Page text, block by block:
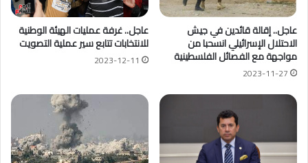
عاجل.. إقالة قائدين في جيش
الاحتلال الإسرائيلي انسحبا من
مواجهة مع الفصائل الفلسطينية
2023-11-27
عاجل.. غرفة عمليات الهيئة الوطنية
للانتخابات تتابع سير عملية التصويت
2023-12-11